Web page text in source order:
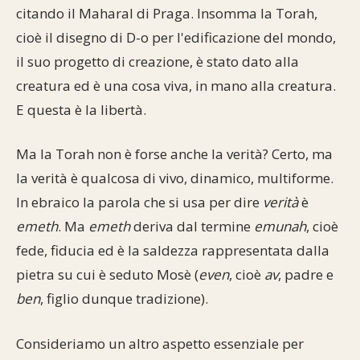
citando il Maharal di Praga. Insomma la Torah,
cioè il disegno di D-o per l'edificazione del mondo,
il suo progetto di creazione, è stato dato alla
creatura ed è una cosa viva, in mano alla creatura.
E questa è la libertà.
Ma la Torah non è forse anche la verità? Certo, ma
la verità è qualcosa di vivo, dinamico, multiforme.
In ebraico la parola che si usa per dire veritàè
emeth. Ma emethderiva dal termine emunah, cioè
fede, fiducia ed è la saldezza rappresentata dalla
pietra su cui è seduto Mosè (even, cioè av, padre e
ben, figlio dunque tradizione).
Consideriamo un altro aspetto essenziale per